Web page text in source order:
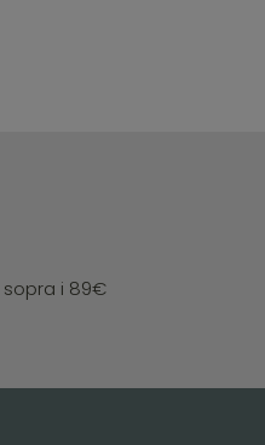
i 89€